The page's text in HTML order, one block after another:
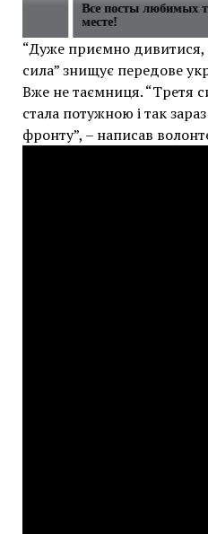
Все посты любимых
месте!
“Дуже приємно дивитися,
сила” знищує передове
Вже не таємниця. “Третя
стала потужною і так
фронту”, – написав